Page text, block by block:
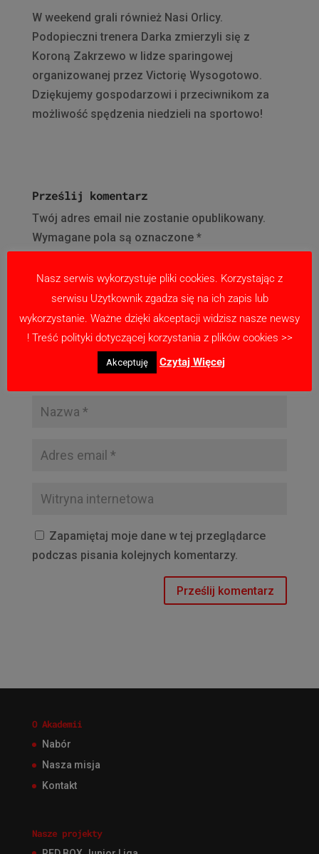
W weekend grali również Nasi Orlicy.
Podopieczni trenera Darka zmierzyli się z
Koroną Zakrzewo w lidze sparingowej
organizowanej przez Victorię Wysogotowo.
Dziękujemy gospodarzowi i przeciwnikom za
możliwość spędzenia niedzieli na sportowo!
Prześlij komentarz
Twój adres email nie zostanie opublikowany.
Wymagane pola są oznaczone *
Zapamiętaj moje dane w tej przeglądarce
podczas pisania kolejnych komentarzy.
O Akademii
Nabór
Nasza misja
Kontakt
Nasze projekty
Nasz serwis wykorzystuje pliki cookies. Korzystając z
serwisu Użytkownik zgadza się na ich zapis lub
wykorzystanie. Ważne dzięki akceptacji widzisz nasze newsy
! Treść polityki dotyczącej korzystania z plików cookies >>
Akceptuję Czytaj Więcej